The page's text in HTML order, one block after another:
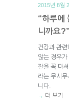
2015년 8월
“하루에
니까요?”
건강과 관
않는 경우
잔을 꼭 마
라는 무시
니다.
→ 더 보기